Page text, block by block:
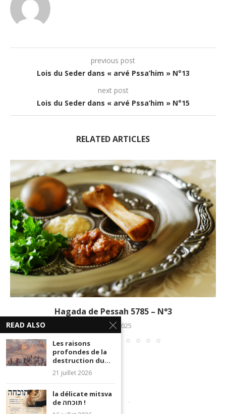
previous post
Lois du Seder dans « arvé Pssa’him » N°13
next post
Lois du Seder dans « arvé Pssa’him » N°15
RELATED ARTICLES
Hagada de Pessah 5785 – N°3
28 avril 2025
READ ALSO
Les raisons
profondes de la
destruction du...
21 juillet 2026
la délicate mitsva
de תוכחה !